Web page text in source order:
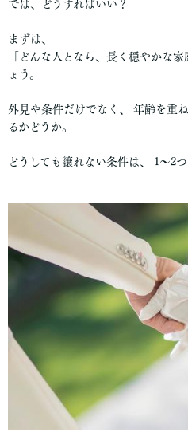
では、どうすればいい？
まずは、
「どんな人となら、長く穏やかな
ょう。
外見や条件だけでなく、 年齢を重
るかどうか。
どうしても譲れない条件は、 1〜2